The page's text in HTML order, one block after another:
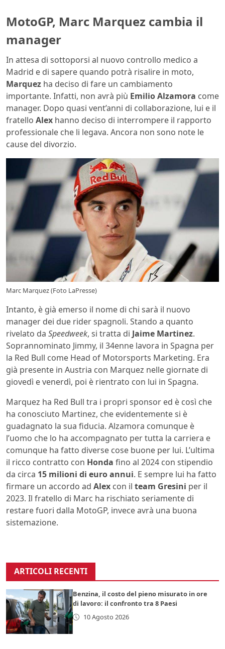
MotoGP, Marc Marquez cambia il
manager
In attesa di sottoporsi al nuovo controllo medico a
Madrid e di sapere quando potrà risalire in moto,
Marquez ha deciso di fare un cambiamento
importante. Infatti, non avrà più Emilio Alzamora come
manager. Dopo quasi vent’anni di collaborazione, lui e il
fratello Alex hanno deciso di interrompere il rapporto
professionale che li legava. Ancora non sono note le
cause del divorzio.
Marc Marquez (Foto LaPresse)
Intanto, è già emerso il nome di chi sarà il nuovo
manager dei due rider spagnoli. Stando a quanto
rivelato da Speedweek, si tratta di Jaime Martinez.
Soprannominato Jimmy, il 34enne lavora in Spagna per
la Red Bull come Head of Motorsports Marketing. Era
già presente in Austria con Marquez nelle giornate di
giovedì e venerdì, poi è rientrato con lui in Spagna.
Marquez ha Red Bull tra i propri sponsor ed è così che
ha conosciuto Martinez, che evidentemente si è
guadagnato la sua fiducia. Alzamora comunque è
l’uomo che lo ha accompagnato per tutta la carriera e
comunque ha fatto diverse cose buone per lui. L’ultima
il ricco contratto con Honda fino al 2024 con stipendio
da circa 15 milioni di euro annui. E sempre lui ha fatto
firmare un accordo ad Alex con il team Gresini per il
2023. Il fratello di Marc ha rischiato seriamente di
restare fuori dalla MotoGP, invece avrà una buona
sistemazione.
ARTICOLI RECENTI
Benzina, il costo del pieno misurato in ore
di lavoro: il confronto tra 8 Paesi
10 Agosto 2026